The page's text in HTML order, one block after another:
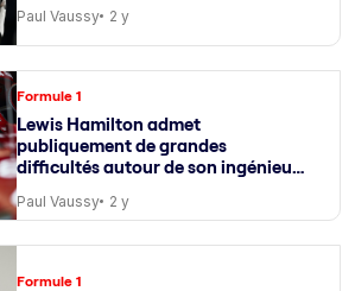
Paul Vaussy 2 y
Formule 1
Lewis Hamilton admet
publiquement de grandes
difficultés autour de son ingénieur
Paul Vaussy 2 y
Formule 1